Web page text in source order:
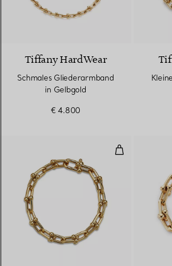
Tiffany HardWear
Schmales Gliederarmband
in Gelbgold
€ 4.800
Armband